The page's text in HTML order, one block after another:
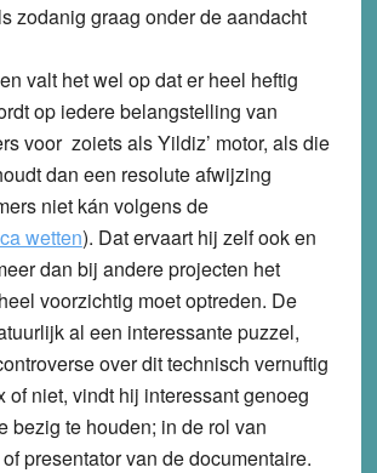
zodanig graag onder de aandacht
valt het wel op dat er heel heftig
op iedere belangstelling van
voor zoiets als Yildiz’ motor, als die
dan een resolute afwijzing
niet kán volgens de
wetten). Dat ervaart hij zelf ook en
dan bij andere projecten het
voorzichtig moet optreden. De
al een interessante puzzel,
over dit technisch vernuftig
of niet, vindt hij interessant genoeg
bezig te houden; in de rol van
of presentator van de documentaire.